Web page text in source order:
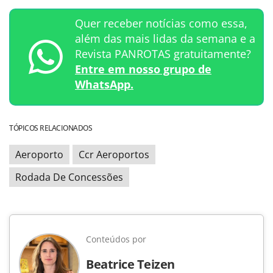
Quer receber notícias como essa,
além das mais lidas da semana e a
Revista PANROTAS gratuitamente?
Entre em nosso grupo de
WhatsApp.
TÓPICOS RELACIONADOS
Aeroporto
Ccr Aeroportos
Rodada De Concessões
Conteúdos por
Beatrice Teizen